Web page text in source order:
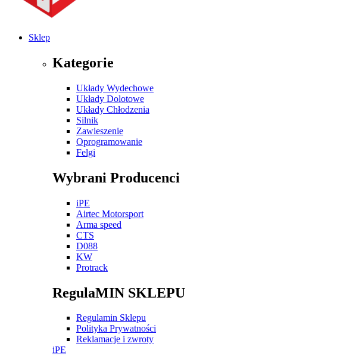
Sklep
Kategorie
Układy Wydechowe
Układy Dolotowe
Układy Chłodzenia
Silnik
Zawieszenie
Oprogramowanie
Felgi
Wybrani Producenci
iPE
Airtec Motorsport
Arma speed
CTS
D088
KW
Protrack
RegulaMIN SKLEPU
Regulamin Sklepu
Polityka Prywatności
Reklamacje i zwroty
iPE